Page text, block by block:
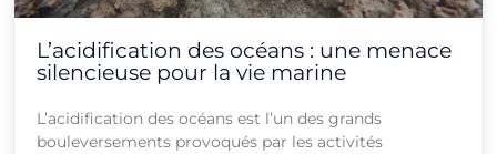
L’acidification des océans : une menace
silencieuse pour la vie marine
L’acidification des océans est l’un des grands
bouleversements provoqués par les activités